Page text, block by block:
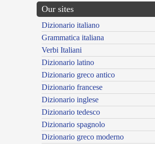
Our sites
Dizionario italiano
Grammatica italiana
Verbi Italiani
Dizionario latino
Dizionario greco antico
Dizionario francese
Dizionario inglese
Dizionario tedesco
Dizionario spagnolo
Dizionario greco moderno